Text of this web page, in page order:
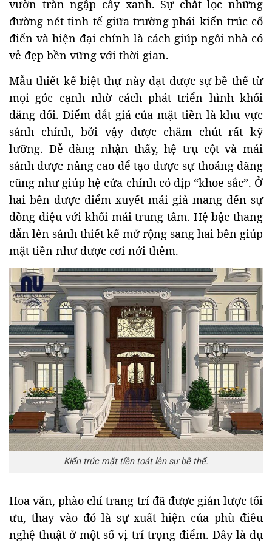
vườn tràn ngập cây xanh. Sự chắt lọc những
đường nét tinh tế giữa trường phái kiến trúc cổ
điển và hiện đại chính là cách giúp ngôi nhà có
vẻ đẹp bền vững với thời gian.
Mẫu thiết kế biệt thự này đạt được sự bề thế từ
mọi góc cạnh nhờ cách phát triển hình khối
đăng đối. Điểm đắt giá của mặt tiền là khu vực
sảnh chính, bởi vậy được chăm chút rất kỹ
lưỡng. Dễ dàng nhận thấy, hệ trụ cột và mái
sảnh được nâng cao để tạo được sự thoáng đãng
cũng như giúp hệ cửa chính có dịp “khoe sắc”. Ở
hai bên được điểm xuyết mái giả mang đến sự
đồng điệu với khối mái trung tâm. Hệ bậc thang
dẫn lên sảnh thiết kế mở rộng sang hai bên giúp
mặt tiền như được cơi nới thêm.
Kiến trúc mặt tiền toát lên sự bề thế.
Hoa văn, phào chỉ trang trí đã được giản lược tối
ưu, thay vào đó là sự xuất hiện của phù điêu
nghệ thuật ở một số vị trí trọng điểm. Đây là dụ